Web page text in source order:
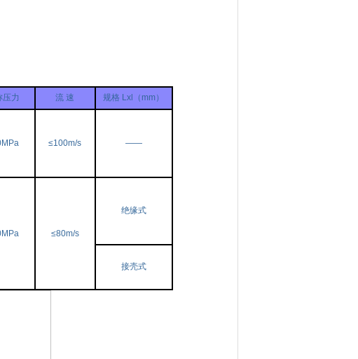
压力 流 速
规格 Lxl（mm）
≤100m/s ——
≤80m/s
绝缘式
接壳式